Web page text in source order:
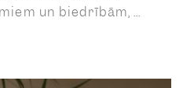
un biedrībām, ...